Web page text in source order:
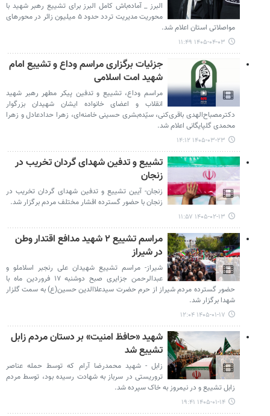
البرز _ آماده‌باش کامل البرز برای تشییع رهبر شهید با
محوریت مدیریت تردد حدود ۵ میلیون زائر در محورهای
مواصلاتی استان اعلام شد.
۱۴۰۵-۰۴-۰۳ ۱۱:۴۹
جزئیات برگزاری مراسم وداع و تشییع امام
شهید امت اسلامی
مراسم وداع، تشییع و تدفین پیکر مطهر رهبر شهید
انقلاب و اعضای خانواده ایشان شهیدان بزرگوار
دکترمصباح‌الهدی باقری‌کنی، سیّده‌بشری حسینی خامنه‌ای، زهرا حدادعادل و زهرا
محمدی گلپایگانی اعلام شد.
۱۴۰۵-۰۳-۲۳ ۱۴:۱۲
تشییع و تدفین شهدای گردان تخریب در
زنجان
زنجان- آیین تشییع و تدفین شهدای گردان تخریب در
زنجان با حضور گسترده اقشار مختلف مردم برگزار شد.
۱۴۰۵-۰۲-۱۳ ۱۱:۵۷
مراسم تشییع ۲ شهید مدافع اقتدار وطن
در شیراز
شیراز- مراسم تشییع شهیدان علی رنجبر اسلاملو و
عبدالرحمن جزایری صبح دوشنبه ۱۷ فروردین ماه با
حضور گسترده مردم شیراز از حرم حضرت سیدعلاالدین حسین(ع) به سمت گلزار
شهدا برگزار شد.
۱۴۰۵-۰۱-۱۷ ۱۲:۰۴
شهید «حافظ امنیت» بر دستان مردم زابل
تشییع شد
زابل - شهید محمدرضا آرام که توسط حمله عناصر
تروریستی در سرباز به شهادت رسیده بود، توسط مردم
زابل تشییع و در نیمروز به خاک سپرده شد.
۱۴۰۵-۰۱-۱۴ ۱۹:۴۱